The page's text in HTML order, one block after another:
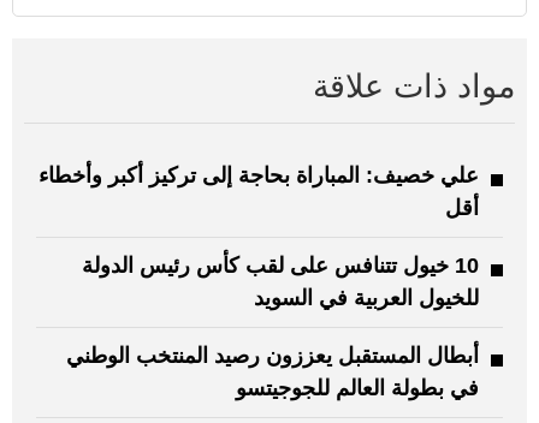
مواد ذات علاقة
علي خصيف: المباراة بحاجة إلى تركيز أكبر وأخطاء
أقل
10 خيول تتنافس على لقب كأس رئيس الدولة
للخيول العربية في السويد
أبطال المستقبل يعززون رصيد المنتخب الوطني
في بطولة العالم للجوجيتسو